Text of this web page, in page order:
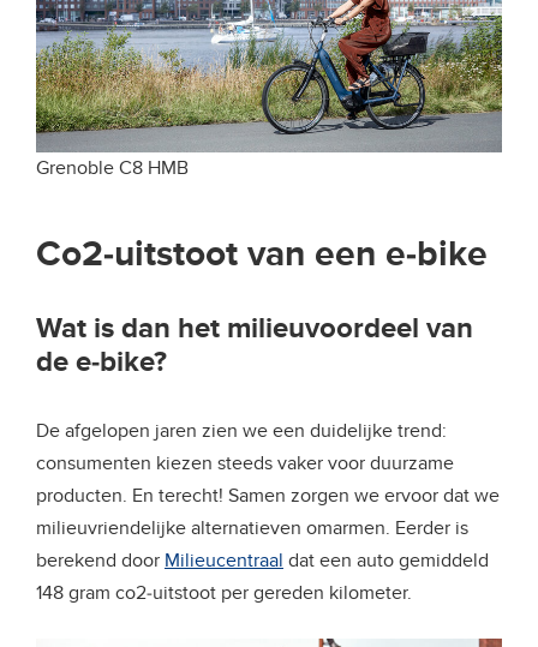
Grenoble C8 HMB
Co2-uitstoot van een e-bike
Wat is dan het milieuvoordeel van
de e-bike?
De afgelopen jaren zien we een duidelijke trend:
consumenten kiezen steeds vaker voor duurzame
producten. En terecht! Samen zorgen we ervoor dat we
milieuvriendelijke alternatieven omarmen. Eerder is
berekend door Milieucentraal dat een auto gemiddeld
148 gram co2-uitstoot per gereden kilometer.